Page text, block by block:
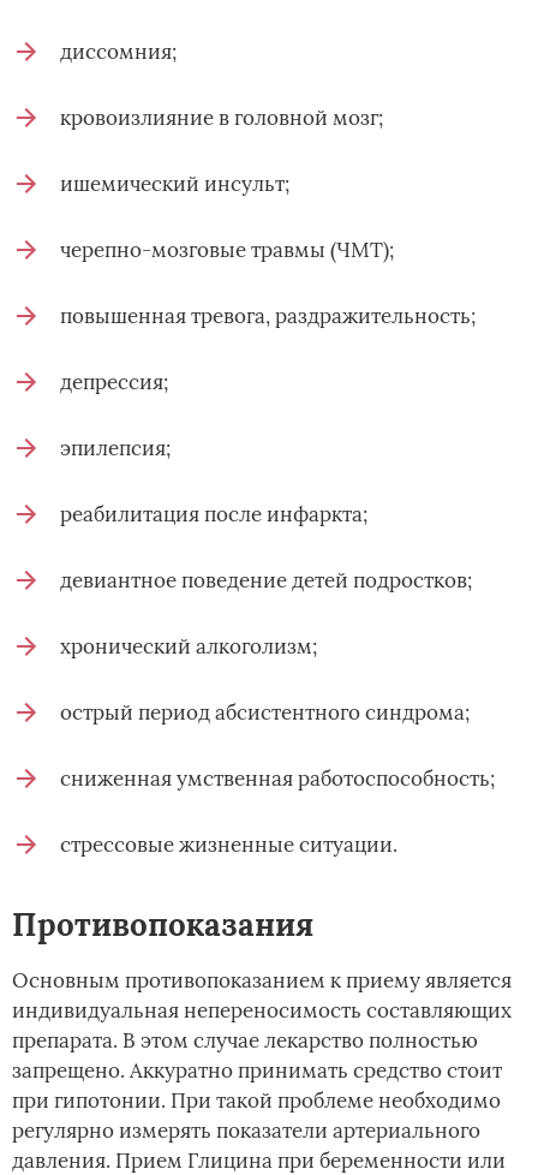
диссомния;
кровоизлияние в головной мозг;
ишемический инсульт;
черепно-мозговые травмы (ЧМТ);
повышенная тревога, раздражительность;
депрессия;
эпилепсия;
реабилитация после инфаркта;
девиантное поведение детей подростков;
хронический алкоголизм;
острый период абсистентного синдрома;
сниженная умственная работоспособность;
стрессовые жизненные ситуации.
Противопоказания
Основным противопоказанием к приему является
индивидуальная непереносимость составляющих
препарата. В этом случае лекарство полностью
запрещено. Аккуратно принимать средство стоит
при гипотонии. При такой проблеме необходимо
регулярно измерять показатели артериального
давления. Прием Глицина при беременности или